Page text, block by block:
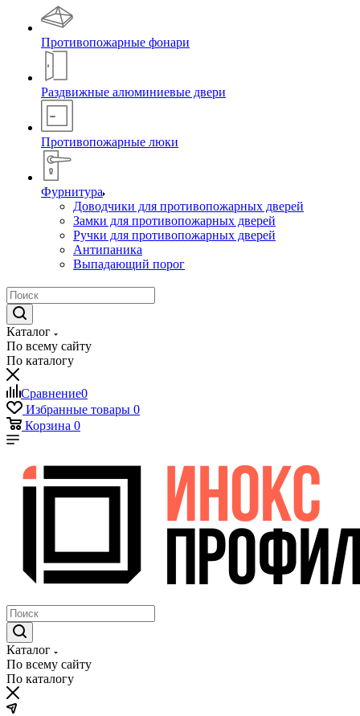
Противопожарные фонари
Раздвижные алюминиевые двери
Противопожарные люки
Фурнитура
Доводчики для противопожарных дверей
Замки для противопожарных дверей
Ручки для противопожарных дверей
Антипаника
Выпадающий порог
Каталог
По всему сайту
По каталогу
Сравнение0
Избранные товары 0
Корзина 0
Каталог
По всему сайту
По каталогу